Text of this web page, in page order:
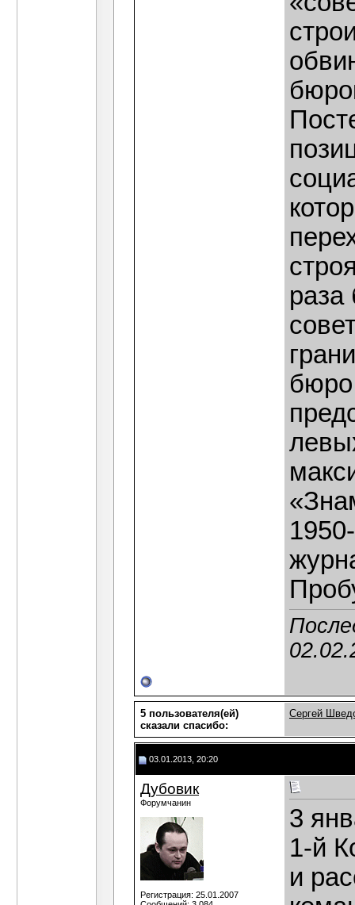
раза
бюро
5 пользователя(ей)
сказали cпасибо:
Сергей
03.01.2013, 20:20
Дубовик
Форумчанин
Регистрация: 25.01.2007
3
1-й
и